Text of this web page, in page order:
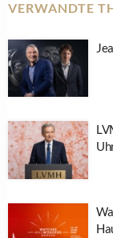
VERWANDTE